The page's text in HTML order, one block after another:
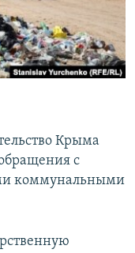
Крыма
с
коммунальными